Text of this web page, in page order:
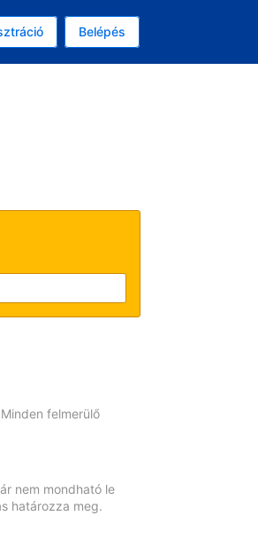
forint
Belépés
felmerülő
nem mondható le
határozza meg.